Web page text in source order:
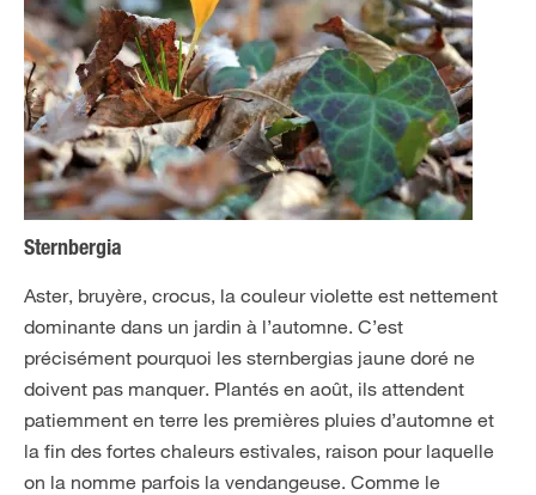
Sternbergia
Aster, bruyère, crocus, la couleur violette est nettement
dominante dans un jardin à l’automne. C’est
précisément pourquoi les sternbergias jaune doré ne
doivent pas manquer. Plantés en août, ils attendent
patiemment en terre les premières pluies d’automne et
la fin des fortes chaleurs estivales, raison pour laquelle
on la nomme parfois la vendangeuse. Comme le